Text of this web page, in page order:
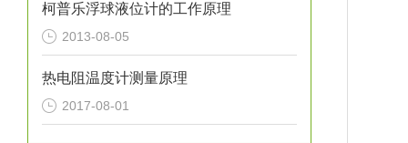
柯普乐浮球液位计的工作原理
2013-08-05
热电阻温度计测量原理
2017-08-01